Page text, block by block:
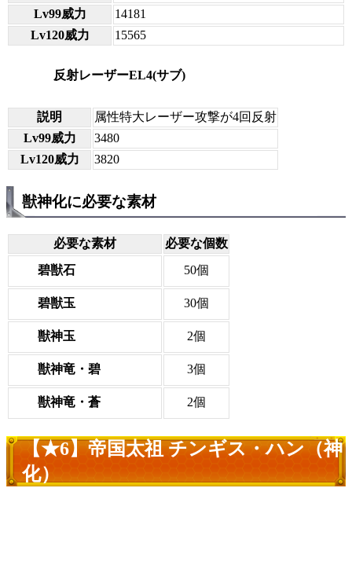
Lv99威力
14181
Lv120威力
15565
反射レーザーEL4(サブ)
説明
属性特大レーザー攻撃が4回反射
Lv99威力
3480
Lv120威力
3820
獣神化に必要な素材
必要な素材
必要な個数
碧獣石
50個
碧獣玉 30個
獣神玉 2個
獣神竜・碧 3個
獣神竜・蒼 2個
【★6】帝国太祖 チンギス・ハン（神
化）